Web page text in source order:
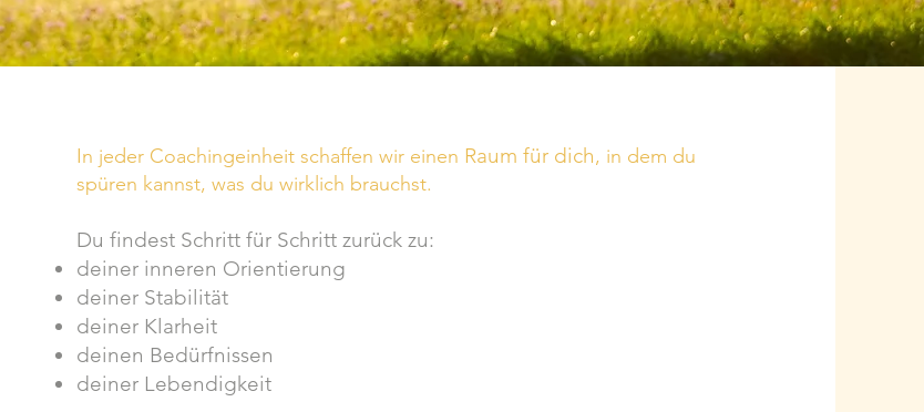
In jeder Coachingeinheit schaffen wir einen Raum für dich, in dem du
spüren kannst, was du wirklich brauchst.
Du findest Schritt für Schritt zurück zu:
deiner inneren Orientierung
deiner Stabilität
deiner Klarheit
deinen Bedürfnissen
deiner Lebendigkeit